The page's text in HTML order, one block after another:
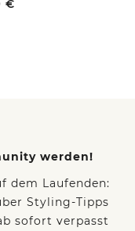
€
werden!
dem Laufenden:
Styling-Tipps
sofort verpasst